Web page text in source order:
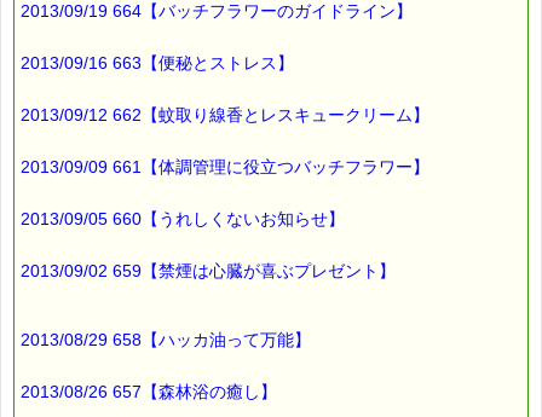
他にもありますので
▼受験生を応援しています！！
■本日のオススメ情報
━━━━━━━━━━━━━━━━━━━━☆
▼あなたにぴったりのバッチフラワーが見つかる－選び方ガイ
https://pass-thyme.com/guide/info.asp
https://pass-thyme.com/special/kokoro-support.asp
■ｅパスタイム通信編集長 ルコ＠千葉るみこ 編集後記
2013/09/19 664【バッチフラワーのガイドライン】
2013/09/16 663【便秘とストレス】
2013/09/12 662【蚊取り線香とレスキュークリーム】
2013/09/09 661【体調管理に役立つバッチフラワー】
2013/09/05 660【うれしくないお知らせ】
2013/09/02 659【禁煙は心臓が喜ぶプレゼント】
2013/08/29 658【ハッカ油って万能】
2013/08/26 657【森林浴の癒し】